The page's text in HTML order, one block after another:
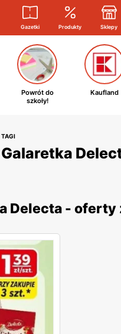
Gazetki Produkty Sklepy
Powrót do
szkoły!
Kaufland
TAGI
Galaretka
Delecta -